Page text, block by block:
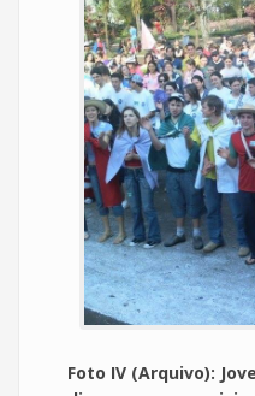
Foto IV (Arquivo):